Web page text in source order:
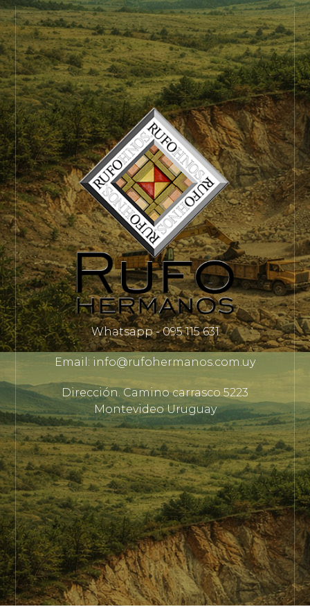
Whatsapp - 095 115 631
Email: info@rufohermanos.com.uy
Dirección. Camino carrasco 5223
Montevideo Uruguay